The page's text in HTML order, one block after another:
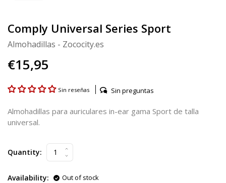
Comply Universal Series Sport
Almohadillas - Zococity.es
€15,95
Sin reseñas Sin preguntas
Almohadillas para auriculares in-ear gama Sport de talla
universal.
Quantity:
Availability: Out of stock